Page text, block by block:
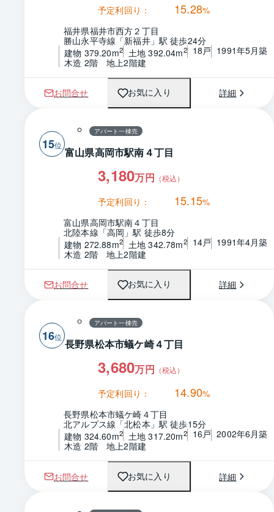
予定利回り： 15.28%
福井県福井市西方２丁目
勝山永平寺線「新福井」駅 徒歩24分
建物 379.20m2 土地 392.04m2 18戸 1991年5月築
木造 2階　地上2階建
お問合せ お気に入り 詳細
15
アパート一棟売
富山県高岡市駅南４丁目
3,180万円 （税込）
予定利回り： 15.15%
富山県高岡市駅南４丁目
北陸本線「高岡」駅 徒歩8分
建物 272.88m2 土地 342.78m2 14戸 1991年4月築
木造 2階　地上2階建
お問合せ お気に入り 詳細
16
アパート一棟売
長野県松本市蟻ケ崎４丁目
3,680万円 （税込）
予定利回り： 14.90%
長野県松本市蟻ケ崎４丁目
北アルプス線「北松本」駅 徒歩15分
建物 324.60m2 土地 317.20m2 16戸 2002年6月築
木造 2階　地上2階建
お問合せ お気に入り 詳細